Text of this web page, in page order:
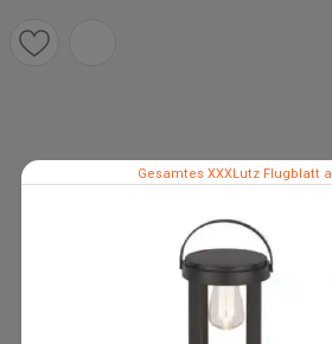
Gesamtes XXXLutz Flugblatt